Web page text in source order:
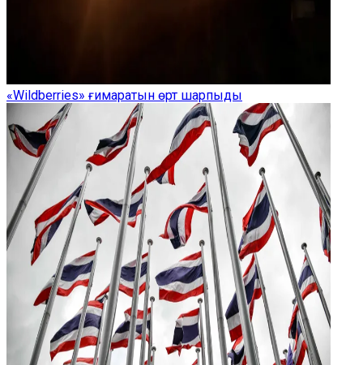
«Wildberries» ғимаратын өрт шарпыды